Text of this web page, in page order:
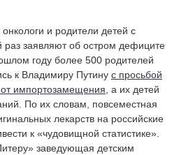
и родители детей с
раз заявляют об остром дефиците
году более 500 родителей
к Владимиру Путину с просьбой
от импортозамещения , а их детей
По их словам, повсеместная
лекарств на российские
к «чудовищной статистике».
заведующая детским